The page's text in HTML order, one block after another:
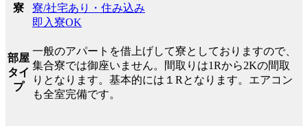
寮
寮/社宅あり・住み込み
即入寮OK
部屋
タイ
プ
一般のアパートを借上げして寮としておりますので、
集合寮では御座いません。間取りは1Rから2Kの間取
りとなります。基本的には１Rとなります。エアコン
も全室完備です。